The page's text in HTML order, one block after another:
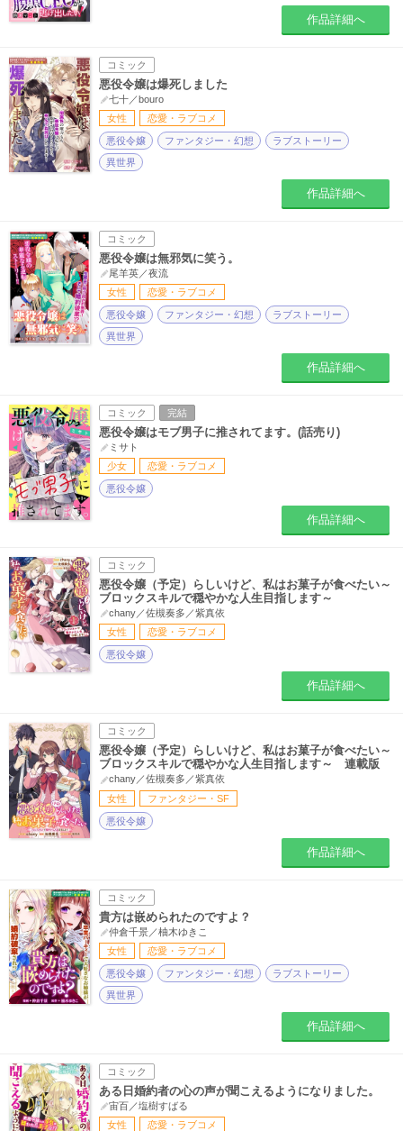
作品詳細へ
コミック
悪役令嬢は爆死しました
七十／bouro
女性
恋愛・ラブコメ
悪役令嬢 ファンタジー・幻想
ラブストーリー
異世界
作品詳細へ
コミック
悪役令嬢は無邪気に笑う。
尾羊英／夜流
女性
恋愛・ラブコメ
悪役令嬢 ファンタジー・幻想
ラブストーリー
異世界
作品詳細へ
コミック 完結
悪役令嬢はモブ男子に推されてます。(話売り)
ミサト
少女
恋愛・ラブコメ
悪役令嬢
作品詳細へ
コミック
悪役令嬢（予定）らしいけど、私はお菓子が食べたい～
ブロックスキルで穏やかな人生目指します～
chany／佐槻奏多／紫真依
女性
恋愛・ラブコメ
悪役令嬢
作品詳細へ
コミック
悪役令嬢（予定）らしいけど、私はお菓子が食べたい～
ブロックスキルで穏やかな人生目指します～ 連載版
chany／佐槻奏多／紫真依
女性
ファンタジー・SF
悪役令嬢
作品詳細へ
コミック
貴方は嵌められたのですよ？
仲倉千景／柚木ゆきこ
女性
恋愛・ラブコメ
悪役令嬢 ファンタジー・幻想
ラブストーリー
異世界
作品詳細へ
コミック
ある日婚約者の心の声が聞こえるようになりました。
宙百／塩樹すばる
女性
恋愛・ラブコメ